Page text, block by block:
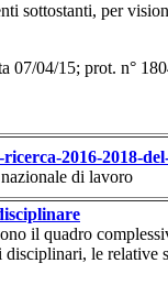
sottostanti, per
07/04/15; prot. n°
2016-2018-
di lavoro
il quadro
le relative